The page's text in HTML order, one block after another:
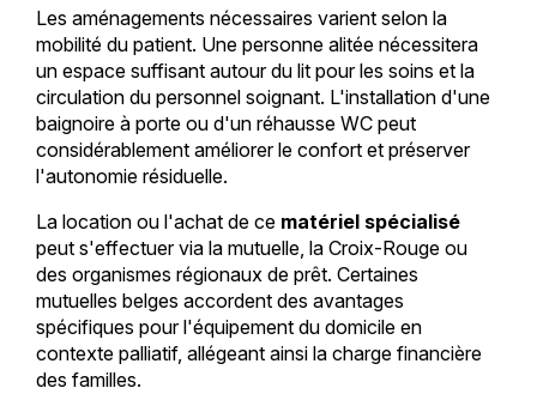
Les aménagements nécessaires varient selon la
mobilité du patient. Une personne alitée nécessitera
un espace suffisant autour du lit pour les soins et la
circulation du personnel soignant. L'installation d'une
baignoire à porte ou d'un réhausse WC peut
considérablement améliorer le confort et préserver
l'autonomie résiduelle.
La location ou l'achat de ce matériel spécialisé
peut s'effectuer via la mutuelle, la Croix-Rouge ou
des organismes régionaux de prêt. Certaines
mutuelles belges accordent des avantages
spécifiques pour l'équipement du domicile en
contexte palliatif, allégeant ainsi la charge financière
des familles.